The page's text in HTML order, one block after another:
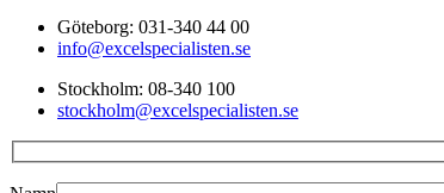
Göteborg: 031-340 44 00
info@excelspecialisten.se
Stockholm: 08-340 100
stockholm@excelspecialisten.se